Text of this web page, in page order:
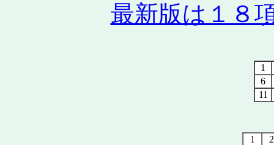
最新版は１８
1
6
11
1
2